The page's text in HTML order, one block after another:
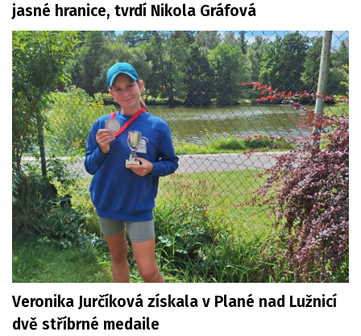
jasné hranice, tvrdí Nikola Gráfová
Veronika Jurčíková získala v Plané nad Lužnicí
dvě stříbrné medaile